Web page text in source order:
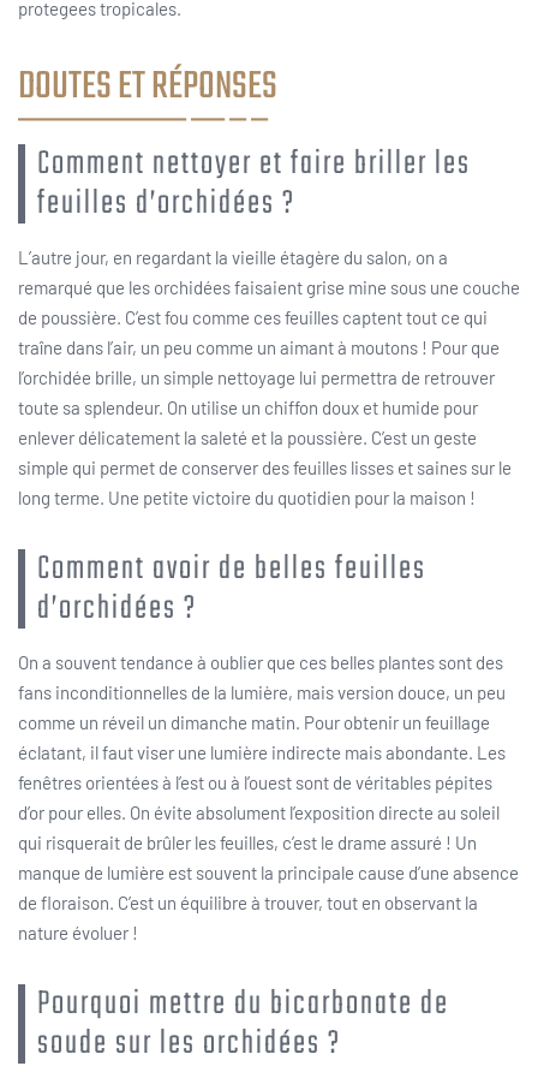
protegees tropicales.
DOUTES ET RÉPONSES
Comment nettoyer et faire briller les
feuilles d’orchidées ?
L’autre jour, en regardant la vieille étagère du salon, on a
remarqué que les orchidées faisaient grise mine sous une couche
de poussière. C’est fou comme ces feuilles captent tout ce qui
traîne dans l’air, un peu comme un aimant à moutons ! Pour que
l’orchidée brille, un simple nettoyage lui permettra de retrouver
toute sa splendeur. On utilise un chiffon doux et humide pour
enlever délicatement la saleté et la poussière. C’est un geste
simple qui permet de conserver des feuilles lisses et saines sur le
long terme. Une petite victoire du quotidien pour la maison !
Comment avoir de belles feuilles
d’orchidées ?
On a souvent tendance à oublier que ces belles plantes sont des
fans inconditionnelles de la lumière, mais version douce, un peu
comme un réveil un dimanche matin. Pour obtenir un feuillage
éclatant, il faut viser une lumière indirecte mais abondante. Les
fenêtres orientées à l’est ou à l’ouest sont de véritables pépites
d’or pour elles. On évite absolument l’exposition directe au soleil
qui risquerait de brûler les feuilles, c’est le drame assuré ! Un
manque de lumière est souvent la principale cause d’une absence
de floraison. C’est un équilibre à trouver, tout en observant la
nature évoluer !
Pourquoi mettre du bicarbonate de
soude sur les orchidées ?